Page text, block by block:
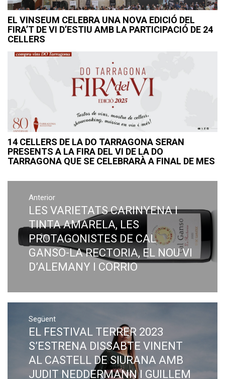
EL VINSEUM CELEBRA UNA NOVA EDICIÓ DEL
FIRA’T DE VI D’ESTIU AMB LA PARTICIPACIÓ DE 24
CELLERS
14 CELLERS DE LA DO TARRAGONA SERAN
PRESENTS A LA FIRA DEL VI DE LA DO
TARRAGONA QUE SE CELEBRARÀ A FINAL DE MES
d'entrades
Anterior
Previous
post:
LES VARIETATS CARINYENA I
TINTA AMARELA, LES
PROTAGONISTES DE CAL
GANSO-LA RECTORIA, EL NOU VI
D’ALEMANY I CORRIO
Següent
Next
post:
EL FESTIVAL TERRER 2023
S’ESTRENA DISSABTE VINENT
AL CASTELL DE SIURANA AMB
JUDIT NEDDERMANN I GUILLEM